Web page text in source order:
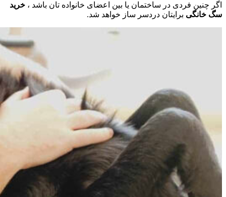
اگر چنین فردی در ساختمان یا بین اعضای خانواده تان باشد ، خرید
سگ خانگی برایتان دردسر ساز خواهد شد.